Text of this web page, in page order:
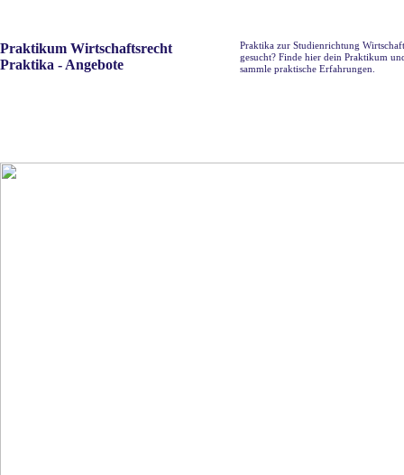
Praktikum Wirtschaftsrecht
Praktika - Angebote
Praktika zur Studienrichtung
gesucht? Finde hier dein Praktikum
sammle praktische Erfahrungen.